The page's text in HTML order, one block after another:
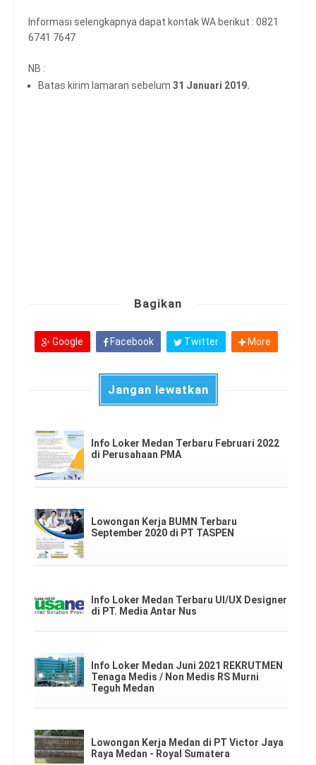
Informasi selengkapnya dapat kontak WA berikut : 0821
6741 7647
NB :
Batas kirim lamaran sebelum 31 Januari 2019.
Bagikan
Google Facebook Twitter More
Jangan lewatkan
Info Loker Medan Terbaru Februari 2022
di Perusahaan PMA
Lowongan Kerja BUMN Terbaru
September 2020 di PT TASPEN
Info Loker Medan Terbaru UI/UX Designer
di PT. Media Antar Nus
Info Loker Medan Juni 2021 REKRUTMEN
Tenaga Medis / Non Medis RS Murni
Teguh Medan
Lowongan Kerja Medan di PT Victor Jaya
Raya Medan - Royal Sumatera